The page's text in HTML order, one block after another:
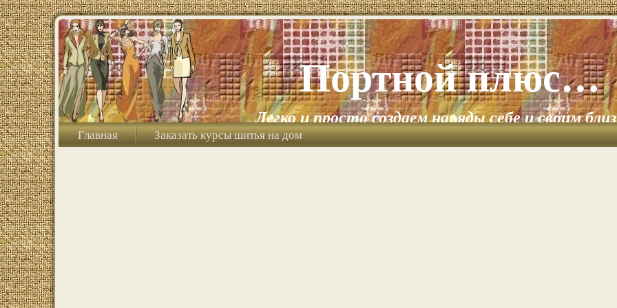
Портной плюс…
Легко и просто создаем наряды себе и своим
Главная Заказать курсы шитья на дом